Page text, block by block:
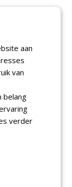
&
aan
van
belang
verder